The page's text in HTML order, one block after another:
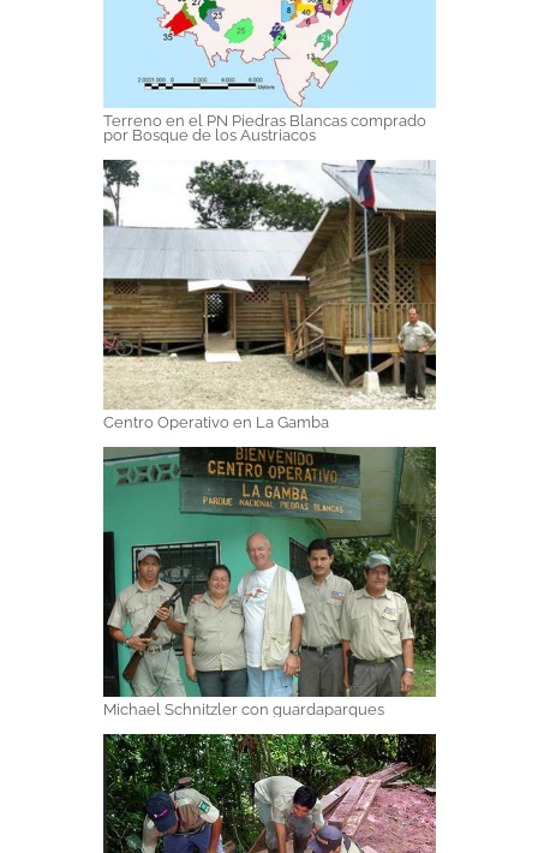
Terreno en el PN Piedras Blancas comprado
por Bosque de los Austriacos
Centro Operativo en La Gamba
Michael Schnitzler con guardaparques